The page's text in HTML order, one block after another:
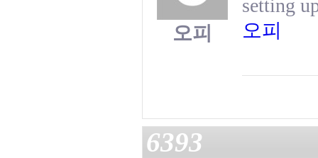
오피
setting
오피
6393